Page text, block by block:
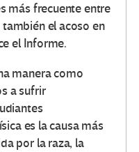
más frecuente entre
el acoso en
el Informe.
manera como
a sufrir
es la causa más
por la raza, la